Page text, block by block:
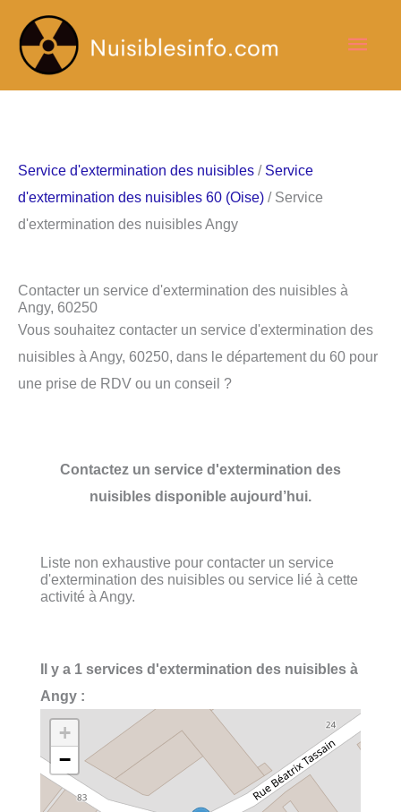
contenu
Service d'extermination des nuisibles / Service
d'extermination des nuisibles 60 (Oise) / Service
d'extermination des nuisibles Angy
Contacter un service d'extermination des nuisibles à
Angy, 60250
Vous souhaitez contacter un service d'extermination des
nuisibles à Angy, 60250, dans le département du 60 pour
une prise de RDV ou un conseil ?
Contactez un service d'extermination des
nuisibles disponible aujourd’hui.
Liste non exhaustive pour contacter un service
d'extermination des nuisibles ou service lié à cette
activité à Angy.
Il y a 1 services d'extermination des nuisibles à
Angy :
+
−